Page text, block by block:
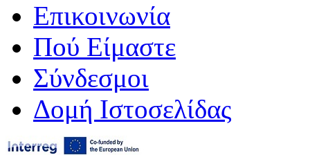
Επικοινωνία
Πού Είμαστε
Σύνδεσμοι
Δομή Ιστοσελίδας